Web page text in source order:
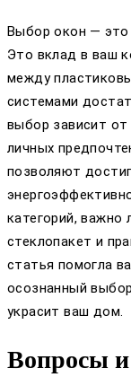
Выбор окон — это
Это вклад в ваш
между
системами
выбор зависит
личных
позволяют
категорий, важно
стеклопакет и
статья помогла
осознанный
украсит ваш дом.
Вопросы